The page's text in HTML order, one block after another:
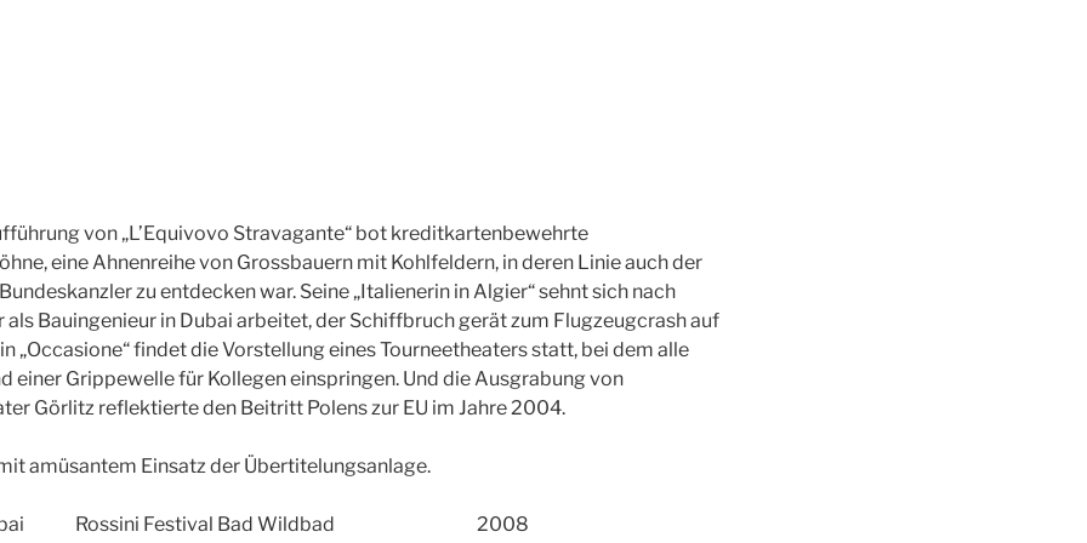
von „L’Equivovo Stravagante“ bot kreditkartenbewehrte
eine Ahnenreihe von Grossbauern mit Kohlfeldern, in deren Linie auch der
zu entdecken war. Seine „Italienerin in Algier“ sehnt sich nach
als Bauingenieur in Dubai arbeitet, der Schiffbruch gerät zum Flugzeugcrash auf
„Occasione“ findet die Vorstellung eines Tourneetheaters statt, bei dem alle
einer Grippewelle für Kollegen einspringen. Und die Ausgrabung von
Görlitz reflektierte den Beitritt Polens zur EU im Jahre 2004.
amüsantem Einsatz der Übertitelungsanlage.
Dubai Rossini Festival Bad Wildbad 2008